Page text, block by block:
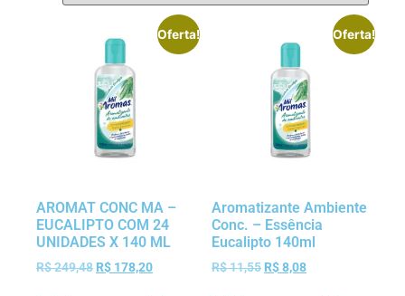
Oferta!
AROMAT CONC MA –
EUCALIPTO COM 24
UNIDADES X 140 ML
R$249,48 R$ 178,20
Oferta!
Aromatizante Ambiente
Conc. – Essência
Eucalipto 140ml
R$11,55 R$8,08